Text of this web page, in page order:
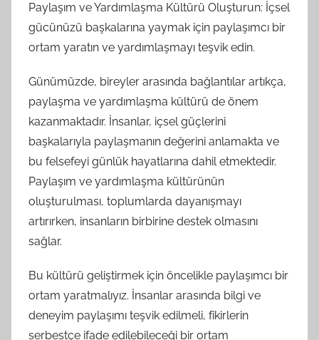
Paylaşım ve Yardımlaşma Kültürü Oluşturun: İçsel
gücünüzü başkalarına yaymak için paylaşımcı bir
ortam yaratın ve yardımlaşmayı teşvik edin.
Günümüzde, bireyler arasında bağlantılar artıkça,
paylaşma ve yardımlaşma kültürü de önem
kazanmaktadır. İnsanlar, içsel güçlerini
başkalarıyla paylaşmanın değerini anlamakta ve
bu felsefeyi günlük hayatlarına dahil etmektedir.
Paylaşım ve yardımlaşma kültürünün
oluşturulması, toplumlarda dayanışmayı
artırırken, insanların birbirine destek olmasını
sağlar.
Bu kültürü geliştirmek için öncelikle paylaşımcı bir
ortam yaratmalıyız. İnsanlar arasında bilgi ve
deneyim paylaşımı teşvik edilmeli, fikirlerin
serbestçe ifade edilebileceği bir ortam